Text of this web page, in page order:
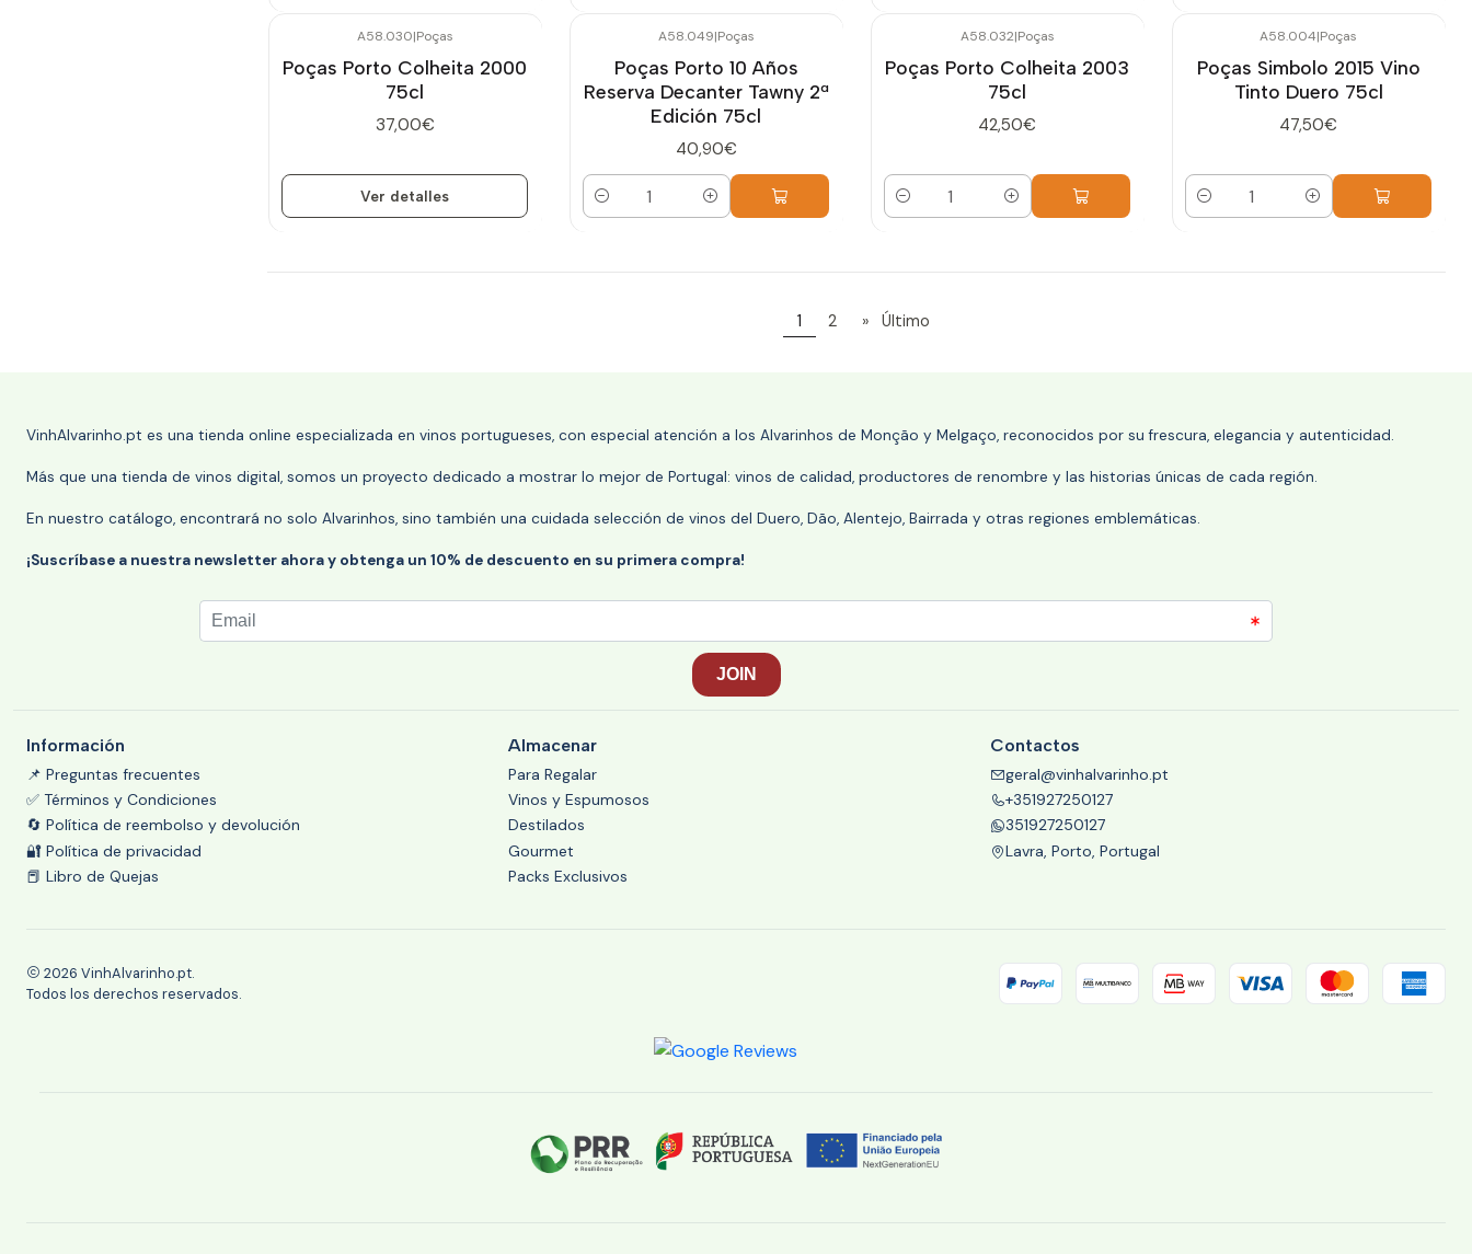
A58.030|Poças
Poças Porto Colheita 2000
75cl
37,00€
Ver detalles
A58.049|Poças
Poças Porto 10 Años
Reserva Decanter Tawny 2ª
Edición 75cl
40,90€
Cantidad
A58.032|Poças
Poças Porto Colheita 2003
75cl
42,50€
Cantidad
A58.004|Poças
Poças Simbolo 2015 Vino
Tinto Duero 75cl
47,50€
Cantidad
1 2 » Último
VinhAlvarinho.pt es una tienda online especializada en vinos portugueses, con especial atención a los Alvarinhos de Monção y Melgaço, reconocidos por su frescura, elegancia y autenticidad.
Más que una tienda de vinos digital, somos un proyecto dedicado a mostrar lo mejor de Portugal: vinos de calidad, productores de renombre y las historias únicas de cada región.
En nuestro catálogo, encontrará no solo Alvarinhos, sino también una cuidada selección de vinos del Duero, Dão, Alentejo, Bairrada y otras regiones emblemáticas.
¡Suscríbase a nuestra newsletter ahora y obtenga un 10% de descuento en su primera compra!
Información
📌 Preguntas frecuentes
✅ Términos y Condiciones
🔄 Política de reembolso y devolución
🔐 Política de privacidad
📕 Libro de Quejas
Almacenar
Para Regalar
Vinos y Espumosos
Destilados
Gourmet
Packs Exclusivos
Contactos
geral@vinhalvarinho.pt
+351927250127
351927250127
Lavra, Porto, Portugal
2026 VinhAlvarinho.pt.
Todos los derechos reservados.